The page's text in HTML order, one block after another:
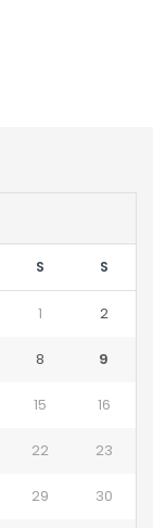
S S
1 2
8 9
15 16
22 23
29 30